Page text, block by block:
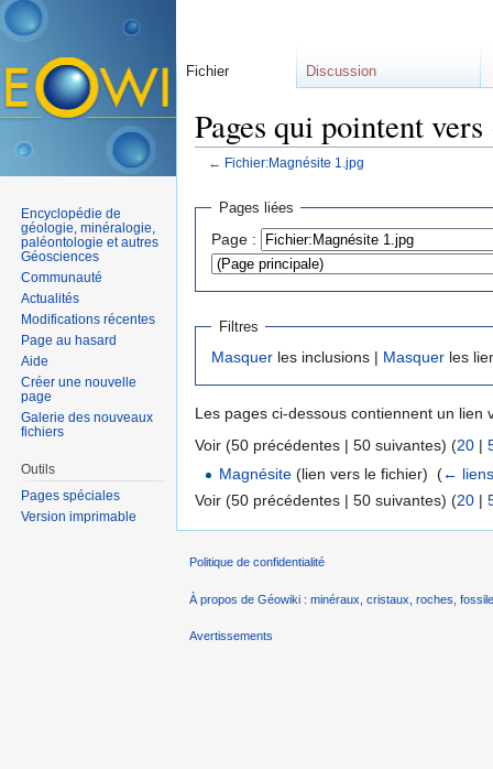
Pages qui pointent
← Fichier:Magnésite 1.jpg
Pages liées
Page :
Filtres
Masquer les inclusions | Masquer les
Les pages ci-dessous contiennent un lien
Voir (50 précédentes | 50 suivantes) (20 |
Magnésite (lien vers le fichier) ‎(←
Voir (50 précédentes | 50 suivantes) (20 |
Fichier Discussion
Encyclopédie de
géologie, minéralogie,
paléontologie et autres
Géosciences
Communauté
Actualités
Modifications récentes
Page au hasard
Aide
Créer une nouvelle
page
Galerie des nouveaux
fichiers
Outils
Pages spéciales
Version imprimable
Politique de confidentialité
À propos de Géowiki : minéraux, cristaux, roches,
Avertissements